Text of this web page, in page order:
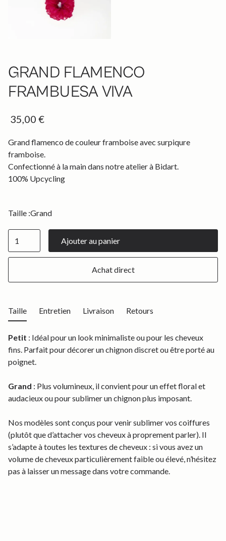
GRAND FLAMENCO
FRAMBUESA VIVA
35,00 €
Grand flamenco de couleur framboise avec surpiqure
framboise.
Confectionné à la main dans notre atelier à Bidart.
100% Upcycling
Taille :Grand
Achat direct
Taille Entretien Livraison Retours
Petit : Idéal pour un look minimaliste ou pour les cheveux
fins. Parfait pour décorer un chignon discret ou être porté au
poignet.
Grand : Plus volumineux, il convient pour un effet floral et
audacieux ou pour sublimer un chignon plus imposant.
Nos modèles sont conçus pour venir sublimer vos coiffures
(plutôt que d’attacher vos cheveux à proprement parler). Il
s’adapte à toutes les textures de cheveux : si vous avez un
volume de cheveux particulièrement faible ou élevé, n’hésitez
pas à laisser un message dans votre commande.